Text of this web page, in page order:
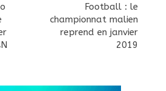
Football : le
championnat malien
reprend en janvier
2019